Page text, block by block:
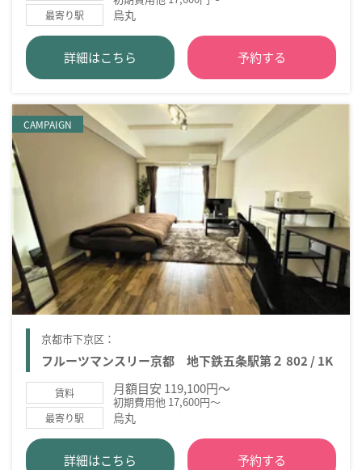
最寄り駅 烏丸
詳細はこちら 予約する
CAMPAIGN
京都市下京区：
フルーツマンスリー京都 地下鉄五条駅第２ 802 / 1K
賃料 月額目安 119,100円～
初期費用他 17,600円～
最寄り駅 烏丸
詳細はこちら 予約する